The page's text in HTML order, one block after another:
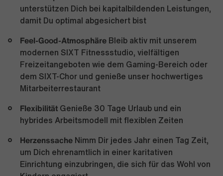
unterstützen Dich bei kapitalbildenden Leistungen,
damit Du optimal abgesichert bist
Feel-Good-Atmosphäre Bleib aktiv mit unserem
modernen SIXT Fitnessstudio, vielfältigen
Freizeitangeboten wie dem Gaming-Bereich oder
dem SIXT-Chor und genieße unser hochwertiges
Mitarbeiterrestaurant
Flexibilität Genieße 30 Tage Urlaub und ein
hybrides Arbeitsmodell mit flexiblen Zeiten
Herzenssache Nimm Dir jedes Jahr einen Tag Zeit,
um Dich ehrenamtlich in einer karitativen
Einrichtung einzubringen, die sich für das Wohl von